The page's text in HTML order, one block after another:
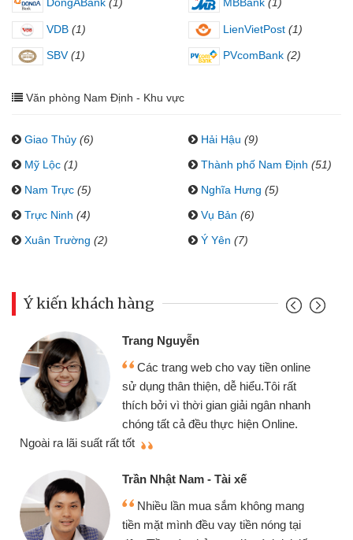
VDB (1) LienVietPost (1)
SBV (1) PVcomBank (2)
Văn phòng Nam Định - Khu vực
Giao Thủy (6) Hải Hậu (9)
Mỹ Lộc (1) Thành phố Nam Định (51)
Nam Trực (5) Nghĩa Hưng (5)
Trực Ninh (4) Vụ Bản (6)
Xuân Trường (2) Ý Yên (7)
Ý kiến khách hàng
Trang Nguyễn
Các trang web cho vay tiền online
sử dụng thân thiện, dễ hiểu.Tôi rất
thích bởi vì thời gian giải ngân nhanh
chóng tất cả đều thực hiện Online.
Ngoài ra lãi suất rất tốt
Trần Nhật Nam - Tài xế
Nhiều lần mua sắm không mang
tiền mặt mình đều vay tiền nóng tại